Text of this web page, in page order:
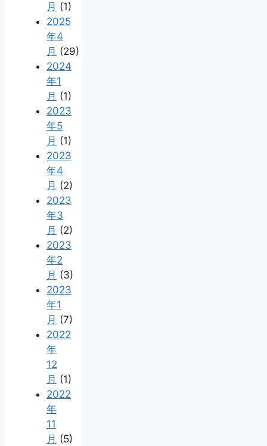
月 (1)
2025
年4
月 (29)
2024
年1
月 (1)
2023
年5
月 (1)
2023
年4
月 (2)
2023
年3
月 (2)
2023
年2
月 (3)
2023
年1
月 (7)
2022
年
12
月 (1)
2022
年
11
月 (5)